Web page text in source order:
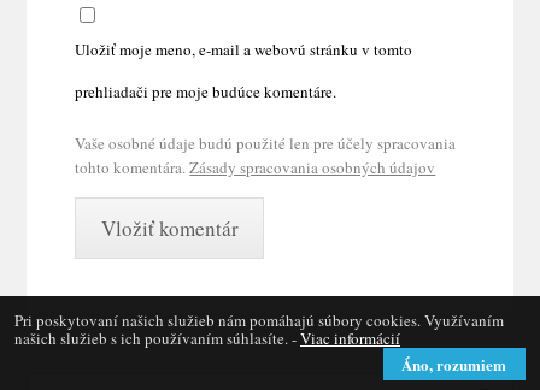
Uložiť moje meno, e-mail a webovú stránku v tomto
prehliadači pre moje budúce komentáre.
Vaše osobné údaje budú použité len pre účely spracovania
tohto komentára.Zásady spracovania osobných údajov
Pri poskytovaní našich služieb nám pomáhajú súbory cookies. Využívaním
našich služieb s ich používaním súhlasíte. -Viac informácií
Áno, rozumiem